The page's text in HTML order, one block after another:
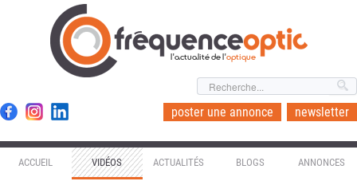
l'actualité de l'optique
poster une annonce newsletter
ACCUEIL VIDÉOS ACTUALITÉS BLOGS ANNONCES